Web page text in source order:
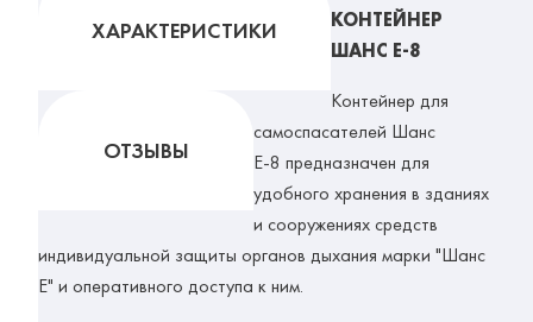
ХАРАКТЕРИСТИКИ
ОТЗЫВЫ
КОНТЕЙНЕР
ШАНС Е-8
Контейнер для
самоспасателей Шанс
Е-8 предназначен для
удобного хранения в зданиях
и сооружениях средств
индивидуальной защиты органов дыхания марки "Шанс
Е" и оперативного доступа к ним.